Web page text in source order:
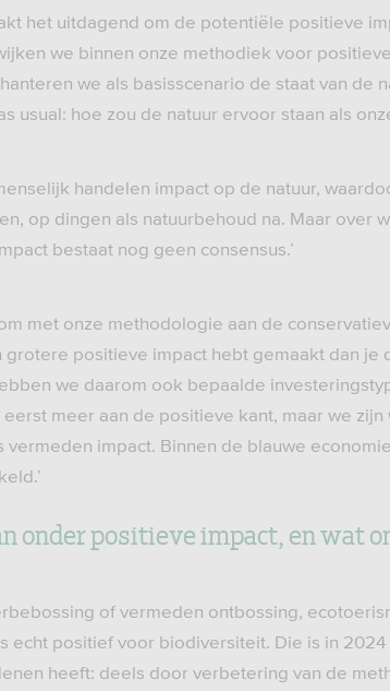
het uitdagend om de potentiële positieve
we binnen onze methodiek voor
we als basisscenario de staat van de
usual: hoe zou de natuur ervoor staan als
handelen impact op de natuur,
op dingen als natuurbehoud na. Maar over
bestaat nog geen consensus.’
met onze methodologie aan de
positieve impact hebt gemaakt dan je
we daarom ook bepaalde
meer aan de positieve kant, maar we
vermeden impact. Binnen de blauwe
onder positieve impact, en wat
of vermeden ontbossing,
echt positief voor biodiversiteit. Die is in
heeft: deels door verbetering van de